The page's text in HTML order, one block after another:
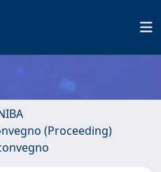
(Proceeding)